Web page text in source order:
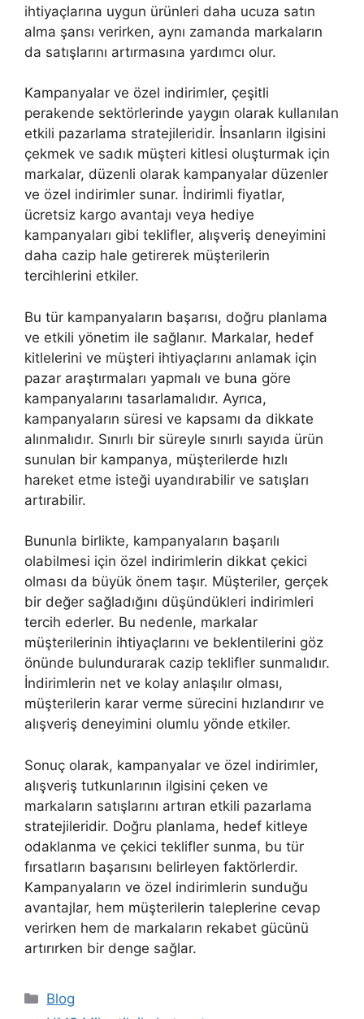
ihtiyaçlarına uygun ürünleri daha ucuza satın
alma şansı verirken, aynı zamanda markaların
da satışlarını artırmasına yardımcı olur.
Kampanyalar ve özel indirimler, çeşitli
perakende sektörlerinde yaygın olarak kullanılan
etkili pazarlama stratejileridir. İnsanların ilgisini
çekmek ve sadık müşteri kitlesi oluşturmak için
markalar, düzenli olarak kampanyalar düzenler
ve özel indirimler sunar. İndirimli fiyatlar,
ücretsiz kargo avantajı veya hediye
kampanyaları gibi teklifler, alışveriş deneyimini
daha cazip hale getirerek müşterilerin
tercihlerini etkiler.
Bu tür kampanyaların başarısı, doğru planlama
ve etkili yönetim ile sağlanır. Markalar, hedef
kitlelerini ve müşteri ihtiyaçlarını anlamak için
pazar araştırmaları yapmalı ve buna göre
kampanyalarını tasarlamalıdır. Ayrıca,
kampanyaların süresi ve kapsamı da dikkate
alınmalıdır. Sınırlı bir süreyle sınırlı sayıda ürün
sunulan bir kampanya, müşterilerde hızlı
hareket etme isteği uyandırabilir ve satışları
artırabilir.
Bununla birlikte, kampanyaların başarılı
olabilmesi için özel indirimlerin dikkat çekici
olması da büyük önem taşır. Müşteriler, gerçek
bir değer sağladığını düşündükleri indirimleri
tercih ederler. Bu nedenle, markalar
müşterilerinin ihtiyaçlarını ve beklentilerini göz
önünde bulundurarak cazip teklifler sunmalıdır.
İndirimlerin net ve kolay anlaşılır olması,
müşterilerin karar verme sürecini hızlandırır ve
alışveriş deneyimini olumlu yönde etkiler.
Sonuç olarak, kampanyalar ve özel indirimler,
alışveriş tutkunlarının ilgisini çeken ve
markaların satışlarını artıran etkili pazarlama
stratejileridir. Doğru planlama, hedef kitleye
odaklanma ve çekici teklifler sunma, bu tür
fırsatların başarısını belirleyen faktörlerdir.
Kampanyaların ve özel indirimlerin sunduğu
avantajlar, hem müşterilerin taleplerine cevap
verirken hem de markaların rekabet gücünü
artırırken bir denge sağlar.
Blog